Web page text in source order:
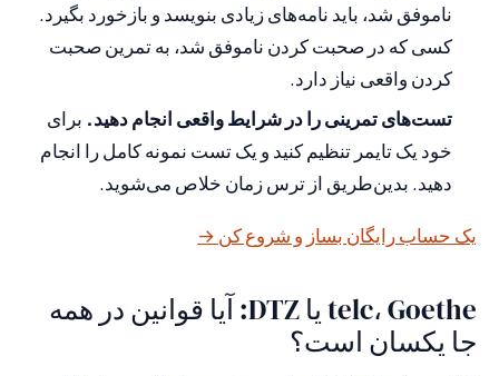
ناموفق شد، باید نامه‌های زیادی بنویسد و بازخورد بگیرد.
کسی که در صحبت کردن ناموفق شد، به تمرین صحبت
کردن واقعی نیاز دارد.
تست‌های تمرینی را در شرایط واقعی انجام دهید. برای
خود یک تایمر تنظیم کنید و یک تست نمونه کامل را انجام
دهید. بدین‌طریق از ترس زمان خلاص می‌شوید.
یک حساب رایگان بساز و شروع کن →
telc، Goethe یا DTZ: آیا قوانین در همه
جا یکسان است؟